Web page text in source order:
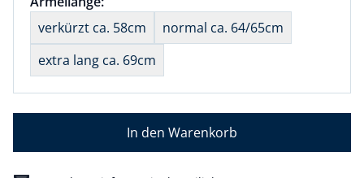
nichts ausgewählt
verkürzt ca. 58cm
normal ca. 64/65cm
extra lang ca. 69cm
In den Warenkorb